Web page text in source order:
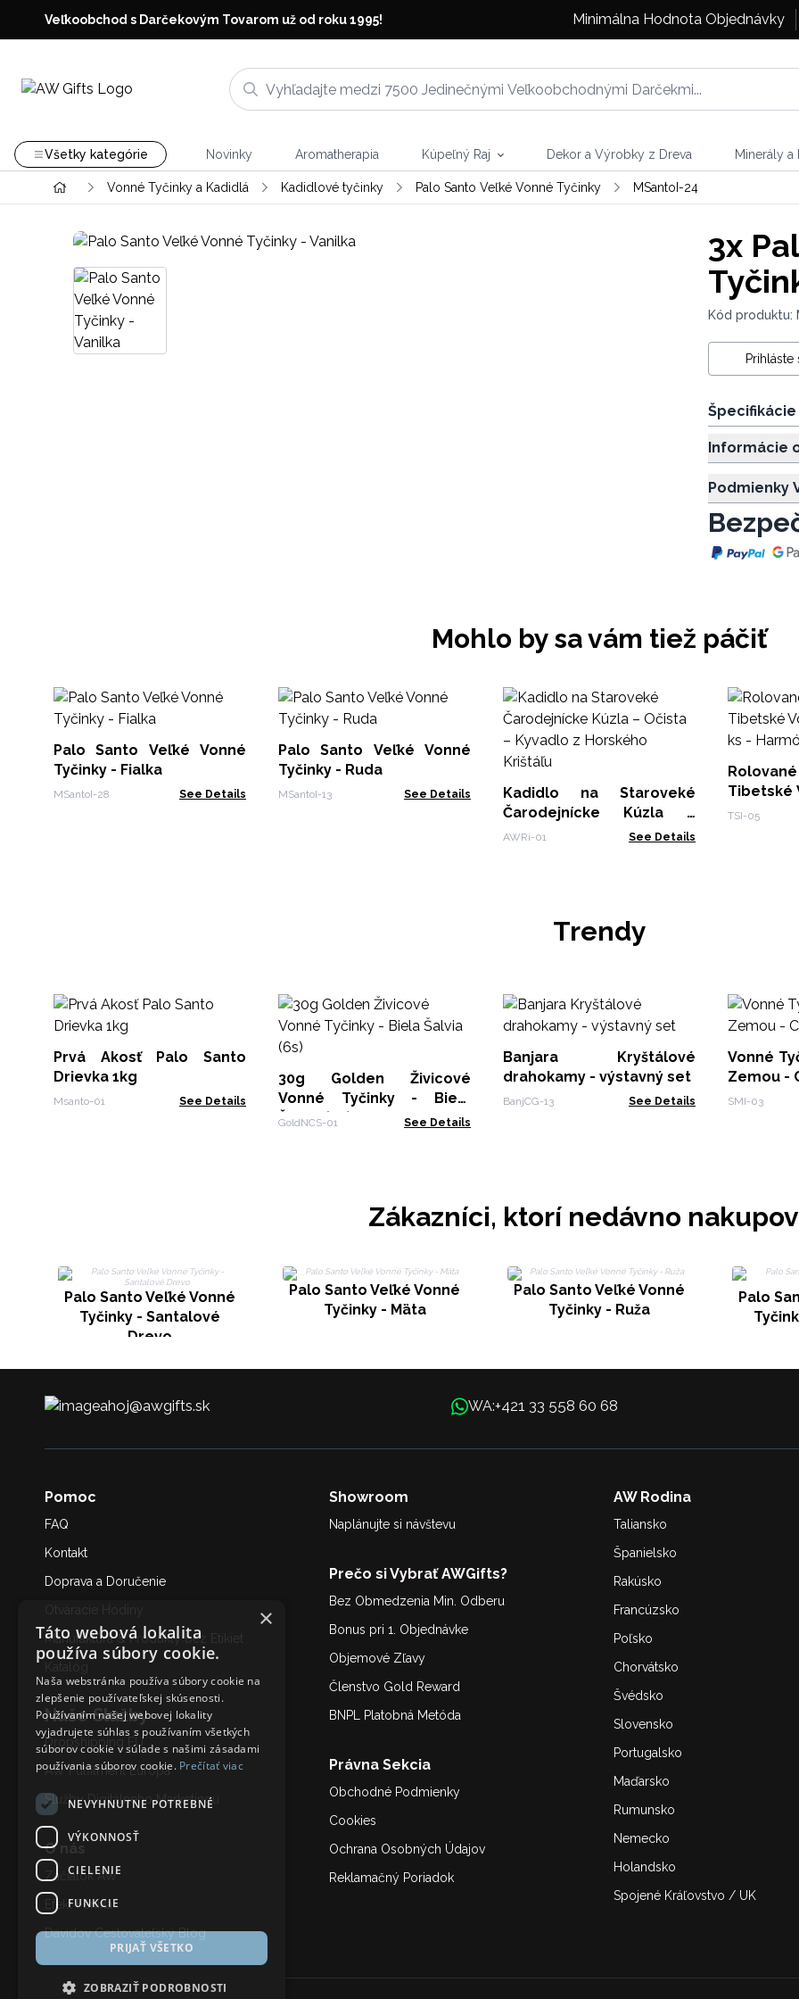
Veľkoobchod s Darčekovým Tovarom už od roku 1995! Minimálna Hodnota Objednávky
Všetky kategórie Novinky Aromatherapia Kúpeľný Raj Dekor a Výrobky z Dreva Minerály a
Vonné Tyčinky a Kadidlá Kadidlové tyčinky Palo Santo Veľké Vonné Tyčinky MSantoI-24
3x
Kód produktu:
Informácie
Podmienky
Mohlo by sa vám tiež páčiť
Palo Santo Veľké Vonné
Tyčinky - Fialka
MSantoI-28 See Details
Palo Santo Veľké Vonné
Tyčinky - Ruda
MSantoI-13 See Details
Kadidlo na Staroveké
Čarodejnícke Kúzla –
Očista – Kyvadlo z
AWRi-01 See Details
Tibetské
ks -
TSI-05
Trendy
Prvá Akosť Palo Santo
Drievka 1kg
Msanto-01 See Details
30g Golden Živicové
Vonné Tyčinky - Biela
Šalvia (6s)
GoldNCS-01 See Details
Banjara Kryštálové
drahokamy - výstavný set
BanjCG-13 See Details
Vonné Tyčinky
Zemou -
SMI-03
Zákazníci, ktorí nedávno
Palo Santo Veľké Vonné
Tyčinky - Santalové
Drevo
Palo Santo Veľké Vonné
Tyčinky - Mäta
Palo Santo Veľké Vonné
Tyčinky - Ruža
Palo
ahoj@awgifts.sk WA:+421 33 558 60 68
Pomoc
FAQ
Kontakt
Doprava a Doručenie
Manufaktúra & Produkty bez Etikiet
Naše Služby
Dropshipping EU
AW Fulfilment Európa
Služby Digitálneho Marketing
O nás
Začiatok AW
Efekt Fénixa
Davidov Cestovateľský Blog
Showroom
Naplánujte si návštevu
Prečo si Vybrať AWGifts?
Bez Obmedzenia Min. Odberu
Bonus pri 1. Objednávke
Objemové Zľavy
Členstvo Gold Reward
BNPL Platobná Metóda
Právna Sekcia
Obchodné Podmienky
Cookies
Ochrana Osobných Údajov
Reklamačný Poriadok
AW Rodina
Taliansko
Španielsko
Rakúsko
Francúzsko
Poľsko
Chorvátsko
Švédsko
Slovensko
Portugalsko
Maďarsko
Rumunsko
Nemecko
Holandsko
Spojené Kráľovstvo / UK
×
Táto webová lokalita
používa súbory cookie.
Naša webstránka používa súbory cookie na
zlepšenie používateľskej skúsenosti.
Používaním našej webovej lokality
vyjadrujete súhlas s používaním všetkých
súborov cookie v súlade s našimi zásadami
používania súborov cookie. Prečítať viac
NEVYHNUTNE POTREBNÉ
VÝKONNOSŤ
CIELENIE
FUNKCIE
PRIJAŤ VŠETKO
ZOBRAZIŤ PODROBNOSTI